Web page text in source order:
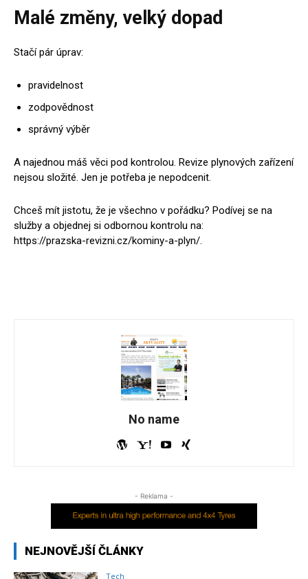
Malé změny, velký dopad
Stačí pár úprav:
pravidelnost
zodpovědnost
správný výběr
A najednou máš věci pod kontrolou. Revize plynových zařízení
nejsou složité. Jen je potřeba je nepodcenit.
Chceš mít jistotu, že je všechno v pořádku? Podívej se na
služby a objednej si odbornou kontrolu na:
https://prazska-revizni.cz/kominy-a-plyn/.
No name
- Reklama -
NEJNOVĚJŠÍ ČLÁNKY
Tech